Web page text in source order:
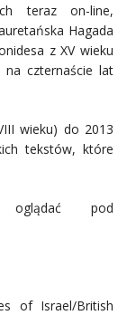
teraz on-line,
Hagada
z XV wieku
czternaście lat
wieku) do 2013
tekstów, które
oglądać pod
of Israel/British